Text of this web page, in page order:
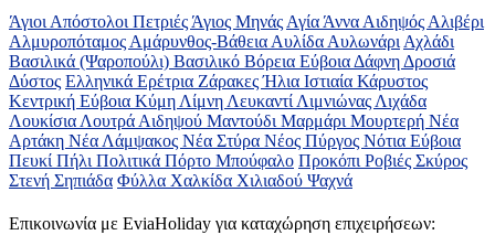
Άγιοι Απόστολοι Πετριές Άγιος Μηνάς Αγία Άννα Αιδηψός Αλιβέρι
Αλμυροπόταμος Αμάρυνθος-Βάθεια Αυλίδα Αυλωνάρι Αχλάδι
Βασιλικά (Ψαροπούλι) Βασιλικό Βόρεια Εύβοια Δάφνη Δροσιά
Δύστος Ελληνικά Ερέτρια ΖάρακεςΉλια Ιστιαία Κάρυστος
Κεντρική Εύβοια Κύμη Λίμνη Λευκαντί Λιμνιώνας Λιχάδα
Λουκίσια Λουτρά Αιδηψού Μαντούδι Μαρμάρι Μουρτερή Νέα
Αρτάκη Νέα Λάμψακος Νέα Στύρα Νέος Πύργος Νότια Εύβοια
Πευκί Πήλι Πολιτικά Πόρτο Μπούφαλο Προκόπι Ροβιές Σκύρος
Στενή Σηπιάδα Φύλλα Χαλκίδα Χιλιαδού Ψαχνά
Επικοινωνία με ΕviaHoliday για καταχώρηση επιχειρήσεων: